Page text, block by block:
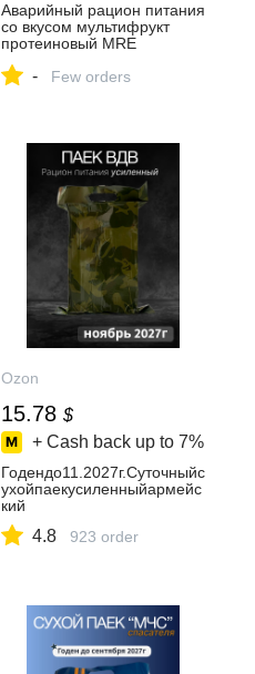
Аварийный рацион питания
со вкусом мультифрукт
протеиновый MRE
интернет‑магазине
- Few orders
Ozon
15.78 $
+ Cash back up to 7%
Годендо11.2027г.Суточныйс
ухойпаекусиленныйармейс
кий
4.8 923 order